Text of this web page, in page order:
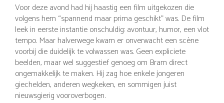
Voor deze avond had hij haastig een film uitgekozen die
volgens hem “spannend maar prima geschikt” was. De film
leek in eerste instantie onschuldig: avontuur, humor, een vlot
tempo. Maar halverwege kwam er onverwacht een scène
voorbij die duidelijk te volwassen was. Geen expliciete
beelden, maar wel suggestief genoeg om Bram direct
ongemakkelijk te maken. Hij zag hoe enkele jongeren
giechelden, anderen wegkeken, en sommigen juist
nieuwsgierig vooroverbogen.